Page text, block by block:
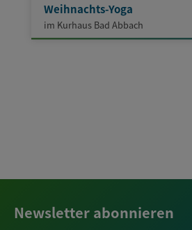
Weihnachts-Yoga
im Kurhaus Bad Abbach
Newsletter abonnieren